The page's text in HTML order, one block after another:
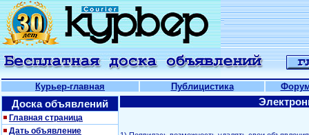
Курьер-главная Публицистика
Доска объявлений
Главная страница
Дать объявление